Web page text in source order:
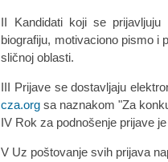
II Kandidati koji se
biografiju, motivaciono pismo i
sličnoj oblasti.
III Prijave se dostavljaju
cza.org sa naznakom "Za
IV Rok za podnošenje prijave
V Uz poštovanje svih prijava